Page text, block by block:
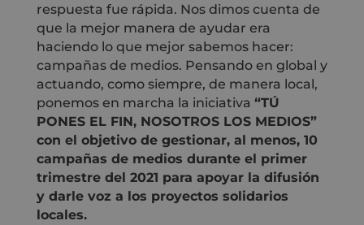
respuesta fue rápida. Nos dimos cuenta de
que la mejor manera de ayudar era
haciendo lo que mejor sabemos hacer:
campañas de medios. Pensando en global y
actuando, como siempre, de manera local,
ponemos en marcha la iniciativa “TÚ
PONES EL FIN, NOSOTROS LOS MEDIOS”
con el objetivo de gestionar, al menos, 10
campañas de medios durante el primer
trimestre del 2021 para apoyar la difusión
y darle voz a los proyectos solidarios
locales.